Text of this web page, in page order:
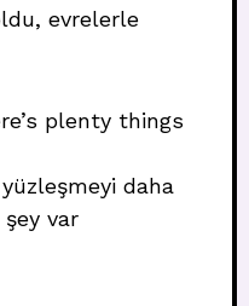
evrelerle
plenty things
daha
var